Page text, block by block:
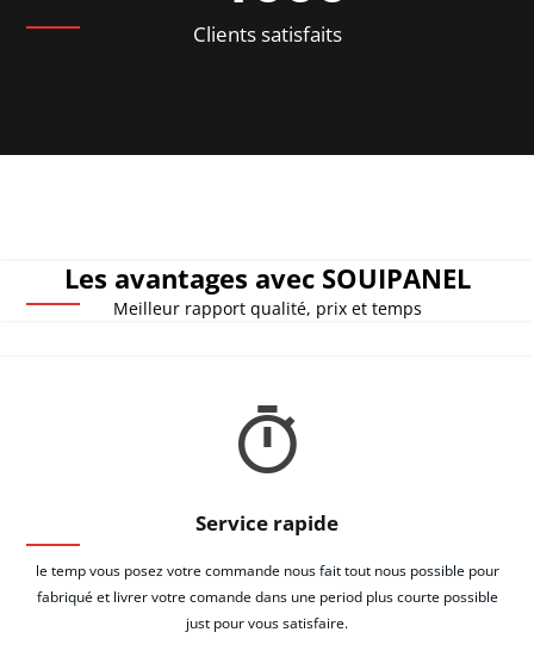
Clients satisfaits
Les avantages avec SOUIPANEL
Meilleur rapport qualité, prix et temps
Service rapide
le temp vous posez votre commande nous fait tout nous possible pour
fabriqué et livrer votre comande dans une period plus courte possible
just pour vous satisfaire.